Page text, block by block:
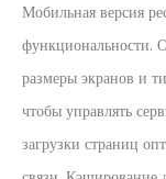
Мобильная версия
функциональности.
размеры экранов и
чтобы управлять
загрузки страниц